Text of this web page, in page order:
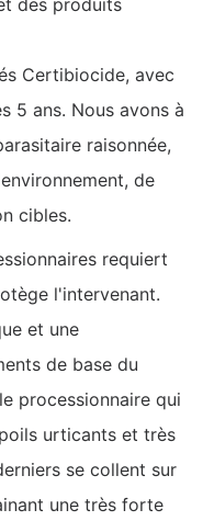
des produits
Certibiocide, avec
5 ans. Nous avons à
raisonnée,
de
cibles.
requiert
l'intervenant.
et une
de base du
processionnaire qui
urticants et très
se collent sur
une très forte